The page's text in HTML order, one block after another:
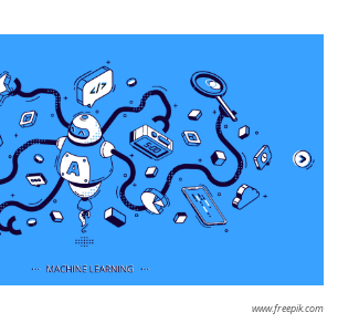
www.freepik.com